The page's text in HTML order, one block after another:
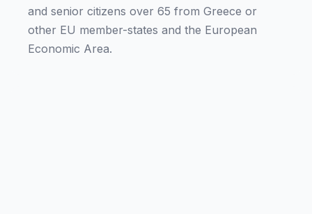
and senior citizens over 65 from Greece or
other EU member-states and the European
Economic Area.